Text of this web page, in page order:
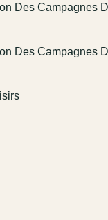
Des Campagnes
Des Campagnes